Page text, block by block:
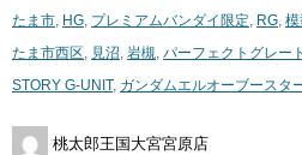
たま市, HG, プレミアムバンダイ限定, RG, 模
たま市西区, 見沼, 岩槻, パーフェクトグレー
STORY ​G-UNIT, ガンダムエルオーブースタ
桃太郎王国大宮宮原店